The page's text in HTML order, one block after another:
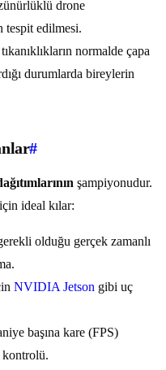
drone
tespit edilmesi.
normalde çapa
durumlarda bireylerin
#
şampiyonudur.
ideal kılar:
olduğu gerçek zamanlı
NVIDIA Jetson gibi uç
başına kare (FPS)
kontrolü.